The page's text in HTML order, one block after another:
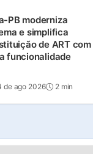
PB moderniza
e simplifica
de ART com
funcionalidade
de ago 2026 2 min